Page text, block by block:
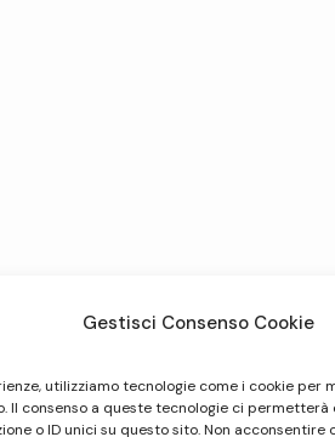
Gestisci Consenso Cookie
utilizziamo tecnologie come i cookie per
Il consenso a queste tecnologie ci
o ID unici su questo sito. Non